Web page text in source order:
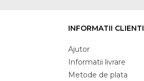
INFORMATII CLIENTI
Ajutor
Informatii livrare
Metode de plata